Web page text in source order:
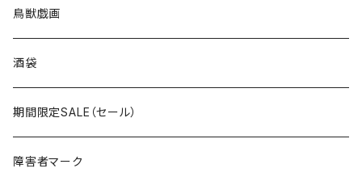
ROUTE100～199号線
ROUTE 0～99号線
ROUTE 100～199号線
キャップ
ROUTE 0～99号線
ROUTE 100～199号線
青森県
岩手県
宮城県
秋田県
ステッカー
鳥獣戯画
酒袋
期間限定SALE（セール）
障害者マーク